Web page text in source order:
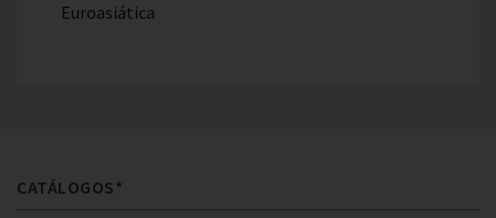
Euroasiática
CATÁLOGOS*